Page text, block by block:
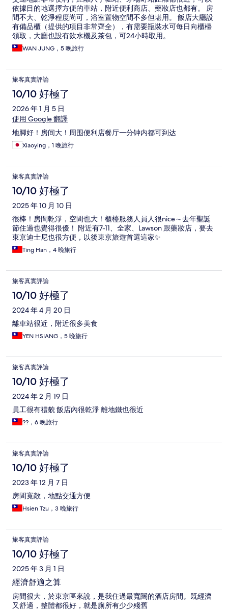
依據目的地選擇方便的車站，附近便利商店、藥妝店也都有。 房
間不大、乾淨程度尚可，浴室置物空間不多但堪用。 飯店大廳設
有備品櫃（提供的項目非常齊全），有需要瓶裝水可每日向櫃檯
領取，大廳也設有飲水機及茶包，可24小時取用。
WAN JUNG，5 晚旅行
旅客真實評論
10/10 好極了
2026 年 1 月 5 日
使用 Google 翻譯
地脚好！房间大！周围便利店餐厅一分钟内都可到达
Xiaoying，1 晚旅行
旅客真實評論
10/10 好極了
2025 年 10 月 10 日
很棒！房間乾淨，空間也大！櫃檯服務人員人很nice～去年聖誕
節住過也覺得很優！ 附近有7-11、全家、Lawson 跟藥妝店，要去
東京迪士尼也很方便，以後東京旅遊首選這家✨
Ting Han，4 晚旅行
旅客真實評論
10/10 好極了
2024 年 4 月 20 日
離車站很近，附近很多美食
YEN HSIANG，5 晚旅行
旅客真實評論
10/10 好極了
2024 年 2 月 19 日
員工很有禮貌 飯店內很乾淨 離地鐵也很近
??，6 晚旅行
旅客真實評論
10/10 好極了
2023 年 12 月 7 日
房間寬敞，地點交通方便
Hsien Tzu，3 晚旅行
旅客真實評論
10/10 好極了
2025 年 3 月 1 日
經濟舒適之算
房間很大，於東京區來說，是我住過最寬闊的酒店房間。既經濟
又舒適，整體都很好，就是廁所有少少殘舊